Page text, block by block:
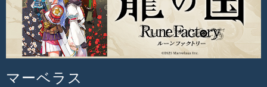
マーベラス